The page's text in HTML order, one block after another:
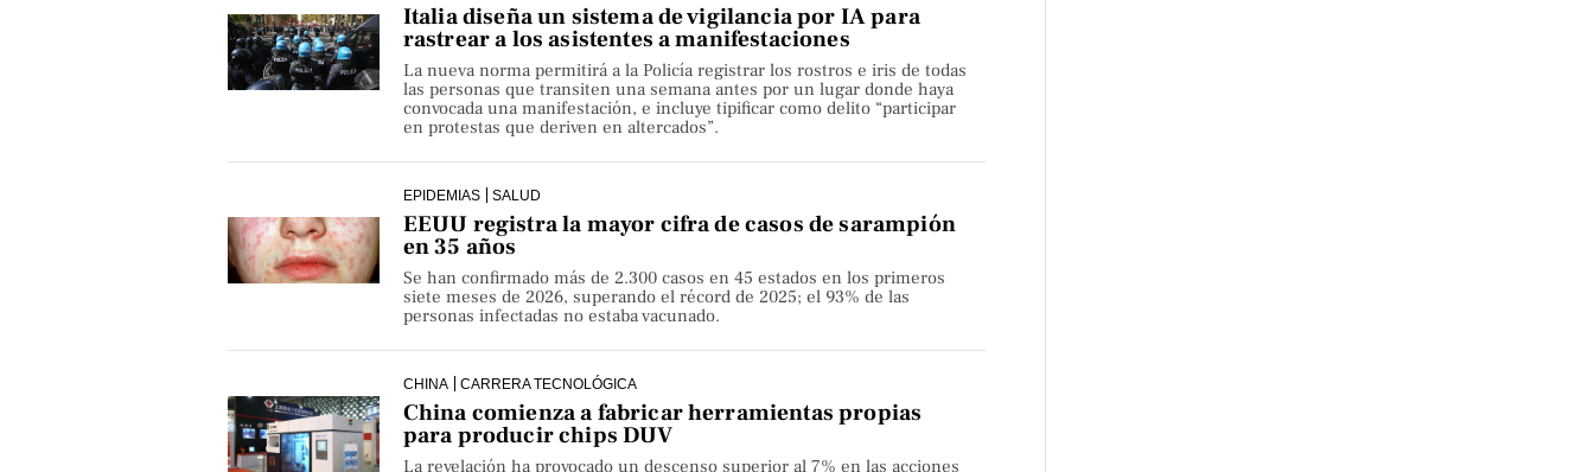
Italia diseña un sistema de vigilancia por IA para
rastrear a los asistentes a manifestaciones
La nueva norma permitirá a la Policía registrar los rostros e iris de todas
las personas que transiten una semana antes por un lugar donde haya
convocada una manifestación, e incluye tipificar como delito “participar
en protestas que deriven en altercados”.
EPIDEMIAS SALUD
EEUU registra la mayor cifra de casos de sarampión
en 35 años
Se han confirmado más de 2.300 casos en 45 estados en los primeros
siete meses de 2026, superando el récord de 2025; el 93% de las
personas infectadas no estaba vacunado.
CHINA CARRERA TECNOLÓGICA
China comienza a fabricar herramientas propias
para producir chips DUV
La revelación ha provocado un descenso superior al 7% en las acciones